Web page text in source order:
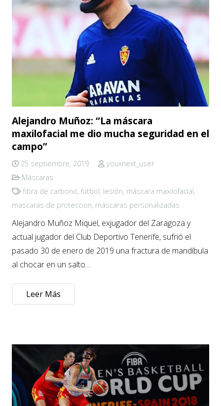
Alejandro Muñoz: “La máscara
maxilofacial me dio mucha seguridad en el
campo”
25 septiembre, 2019
youxnext_user
Máscaras
fibra de carbono, fútbol, lesión, máscara maxilofacial,
mascaras de proteccion, máscaras personalizadas
Alejandro Muñoz Miquel, exjugador del Zaragoza y
actual jugador del Club Deportivo Tenerife, sufrió el
pasado 30 de enero de 2019 una fractura de mandíbula
al chocar en un salto…
Leer Más